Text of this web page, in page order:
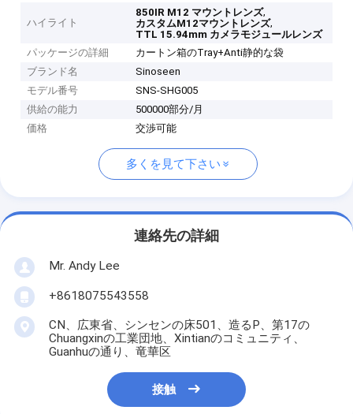
ハイライト
850IR M12 マウントレンズ,
カスタムM12マウントレンズ,
TTL 15.94mm カメラモジュールレンズ
パッケージの詳細
カートン箱のTray+Anti静的な袋
ブランド名
Sinoseen
モデル番号
SNS-SHG005
供給の能力
500000部分/月
価格
交渉可能
多くを見て下さい
連絡先の詳細
Mr. Andy Lee
+8618075543558
CN、広東省、シンセンの床501、造るP、第17の
Chuangxinの工業団地、Xintianのコミュニティ、
Guanhuの通り、竜華区
接触